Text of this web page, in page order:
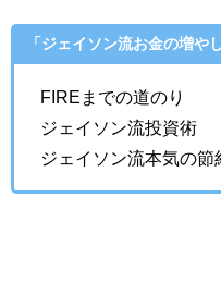
「ジェイソン流お金の増や
FIREまでの道のり
ジェイソン流投資術
ジェイソン流本気の節